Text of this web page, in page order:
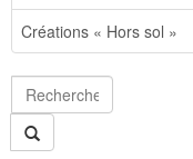
Créations « Hors sol »